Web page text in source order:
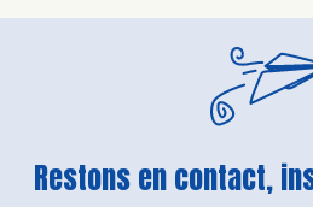
Restons en contact,